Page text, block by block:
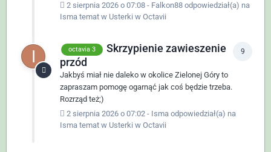
2 sierpnia 2026 o 07:08 - Falkon88 odpowiedział(a) na
Isma temat w Usterki w Octavii
9
octavia 3
Skrzypienie zawieszenie
przód
Jakbyś miał nie daleko w okolice Zielonej Góry to
zapraszam pomogę ogarnąć jak coś będzie trzeba.
Rozrząd też;)
2 sierpnia 2026 o 07:02 - Isma odpowiedział(a) na
Isma temat w Usterki w Octavii